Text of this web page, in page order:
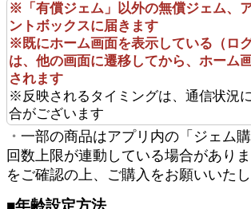
※「有償ジェム」以外の無償ジェム、
ントボックスに届きます
※既にホーム画面を表示している（ロ
は、他の画面に遷移してから、ホーム
されます
※反映されるタイミングは、通信状況
合がございます
・ 一部の商品はアプリ内の「ジェム
回数上限が連動している場合があり
をご確認の上、ご購入をお願いいたし